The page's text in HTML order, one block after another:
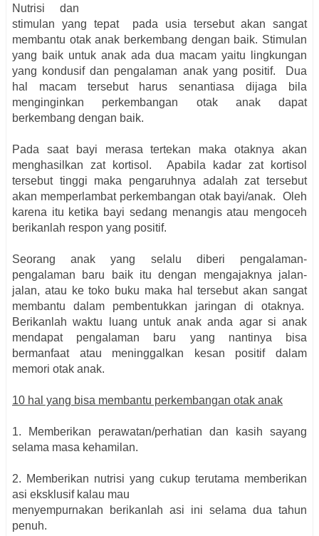
Nutrisi dan
stimulan yang tepat pada usia tersebut akan sangat
membantu otak anak berkembang dengan baik. Stimulan
yang baik untuk anak ada dua macam yaitu lingkungan
yang kondusif dan pengalaman anak yang positif. Dua
hal macam tersebut harus senantiasa dijaga bila
menginginkan perkembangan otak anak dapat
berkembang dengan baik.
Pada saat bayi merasa tertekan maka otaknya akan
menghasilkan zat kortisol. Apabila kadar zat kortisol
tersebut tinggi maka pengaruhnya adalah zat tersebut
akan memperlambat perkembangan otak bayi/anak. Oleh
karena itu ketika bayi sedang menangis atau mengoceh
berikanlah respon yang positif.
Seorang anak yang selalu diberi pengalaman-
pengalaman baru baik itu dengan mengajaknya jalan-
jalan, atau ke toko buku maka hal tersebut akan sangat
membantu dalam pembentukkan jaringan di otaknya.
Berikanlah waktu luang untuk anak anda agar si anak
mendapat pengalaman baru yang nantinya bisa
bermanfaat atau meninggalkan kesan positif dalam
memori otak anak.
10 hal yang bisa membantu perkembangan otak anak
1. Memberikan perawatan/perhatian dan kasih sayang
selama masa kehamilan.
2. Memberikan nutrisi yang cukup terutama memberikan
asi eksklusif kalau mau
menyempurnakan berikanlah asi ini selama dua tahun
penuh.